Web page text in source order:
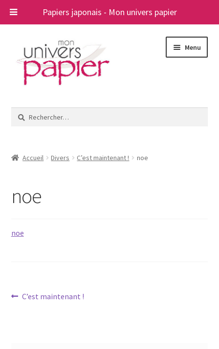
Papiers japonais - Mon univers papier
navigation
contenu
Menu
le
A propos
Rechercher :
Accueil Divers C’est maintenant ! noe
noe
noe
Navigation
Article
C’est maintenant !